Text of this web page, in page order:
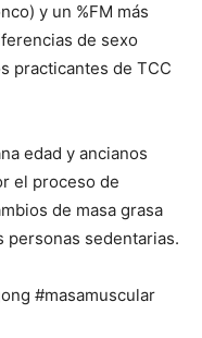
y un %FM más
de sexo
practicantes de TCC
edad y ancianos
el proceso de
de masa grasa
personas sedentarias.
#masamuscular